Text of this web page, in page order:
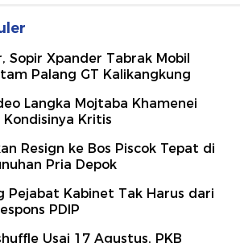
Sopir Xpander Tabrak Mobil
Palang GT Kalikangkung
Langka Mojtaba Khamenei
Kondisinya Kritis
Resign ke Bos Piscok Tepat di
Pria Depok
Pejabat Kabinet Tak Harus dari
PDIP
Usai 17 Agustus, PKB